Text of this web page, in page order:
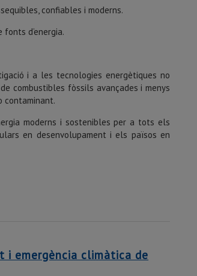
confiables i moderns.
d’energia.
i a les tecnolo­gies energètiques no
combustibles fòssils avançades i menys
contaminant.
moderns i sos­tenibles per a tots els
en desenvolupament i els països en
i emergència climàtica de